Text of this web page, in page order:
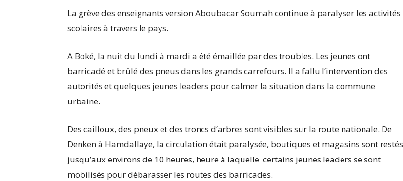
La grève des enseignants version Aboubacar Soumah continue à paralyser les activités
scolaires à travers le pays.
A Boké, la nuit du lundi à mardi a été émaillée par des troubles. Les jeunes ont
barricadé et brûlé des pneus dans les grands carrefours. Il a fallu l’intervention des
autorités et quelques jeunes leaders pour calmer la situation dans la commune
urbaine.
Des cailloux, des pneux et des troncs d’arbres sont visibles sur la route nationale. De
Denken à Hamdallaye, la circulation était paralysée, boutiques et magasins sont restés
jusqu’aux environs de 10 heures, heure à laquelle certains jeunes leaders se sont
mobilisés pour débarasser les routes des barricades.